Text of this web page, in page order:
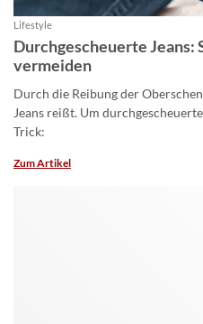
Lifestyle
Durchgescheuerte Jeans:
vermeiden
Durch die Reibung der
Jeans reißt. Um
Trick:
Zum Artikel